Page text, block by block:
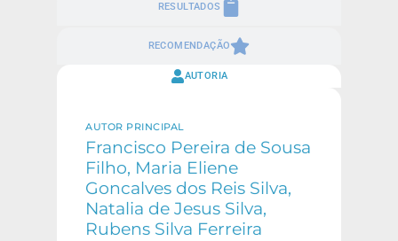
RESULTADOS
RECOMENDAÇÃO
AUTORIA
AUTOR PRINCIPAL
Francisco Pereira de Sousa
Filho, Maria Eliene
Goncalves dos Reis Silva,
Natalia de Jesus Silva,
Rubens Silva Ferreira